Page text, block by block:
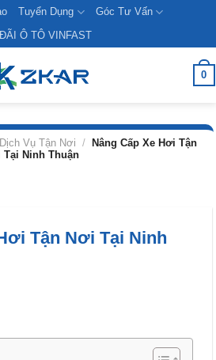
Tuyển Dụng
Góc Tư Vấn
Ô TÔ VINFAST
0
Dịch Vụ Tận Nơi /
Nâng Cấp Xe Hơi Tận
Tại Ninh Thuận
Tận Nơi Tại Ninh